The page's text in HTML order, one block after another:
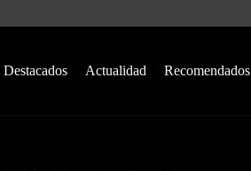
Destacados Actualidad Recomendados